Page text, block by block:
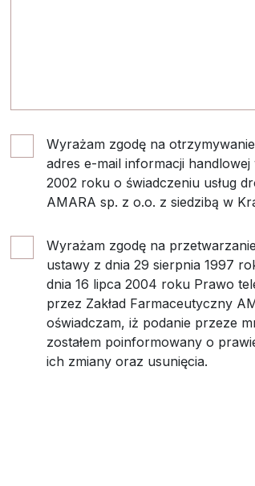
Wyrażam zgodę na
adres e-mail informacji
2002 roku o świadczeniu usług
AMARA sp. z o.o. z siedzibą w
Wyrażam zgodę na
ustawy z dnia 29 sierpnia 1997
dnia 16 lipca 2004 roku Prawo
przez Zakład Farmaceutyczny
oświadczam, iż podanie przeze
zostałem poinformowany o
ich zmiany oraz usunięcia.